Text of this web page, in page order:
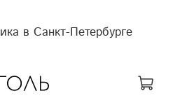
в Санкт-Петербурге